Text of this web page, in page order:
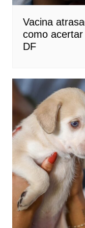
Vacina
como
DF